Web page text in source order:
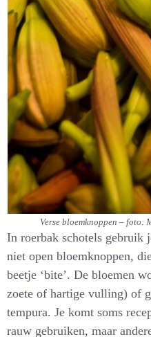
Verse bloemknoppen – foto:
In roerbak schotels gebruik
niet open bloemknoppen,
beetje ‘bite’. De bloemen
zoete of hartige vulling) of
tempura. Je komt soms
rauw gebruiken, maar